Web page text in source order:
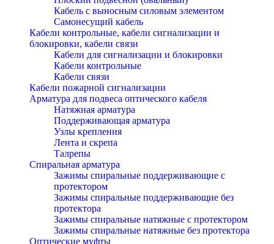
Кабель с выносным силовым элементом
Самонесущий кабель
Кабели контрольные, кабели сигнализации и
блокировки, кабели связи
Кабели для сигнализации и блокировки
Кабели контрольные
Кабели связи
Кабели пожарной сигнализации
Арматура для подвеса оптического кабеля
Натяжная арматура
Поддерживающая арматура
Узлы крепления
Лента и скрепа
Талрепы
Спиральная арматура
Зажимы спиральные поддерживающие с
протектором
Зажимы спиральные поддерживающие без
протектора
Зажимы спиральные натяжные с протектором
Зажимы спиральные натяжные без протектора
Оптические муфты